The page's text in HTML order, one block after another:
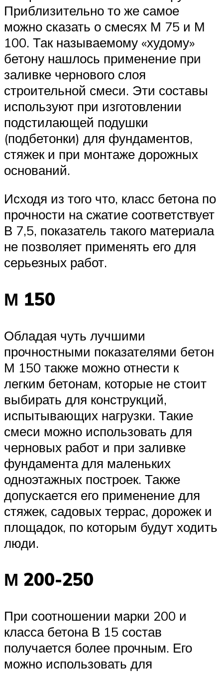
Приблизительно то же самое
можно сказать о смесях М 75 и М
100. Так называемому «худому»
бетону нашлось применение при
заливке чернового слоя
строительной смеси. Эти составы
используют при изготовлении
подстилающей подушки
(подбетонки) для фундаментов,
стяжек и при монтаже дорожных
оснований.
Исходя из того что, класс бетона по
прочности на сжатие соответствует
В 7,5, показатель такого материала
не позволяет применять его для
серьезных работ.
М 150
Обладая чуть лучшими
прочностными показателями бетон
М 150 также можно отнести к
легким бетонам, которые не стоит
выбирать для конструкций,
испытывающих нагрузки. Такие
смеси можно использовать для
черновых работ и при заливке
фундамента для маленьких
одноэтажных построек. Также
допускается его применение для
стяжек, садовых террас, дорожек и
площадок, по которым будут ходить
люди.
М 200-250
При соотношении марки 200 и
класса бетона В 15 состав
получается более прочным. Его
можно использовать для